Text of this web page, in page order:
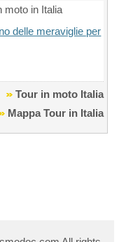
moto in Italia
delle meraviglie per
Tour in moto Italia
Mappa Tour in Italia